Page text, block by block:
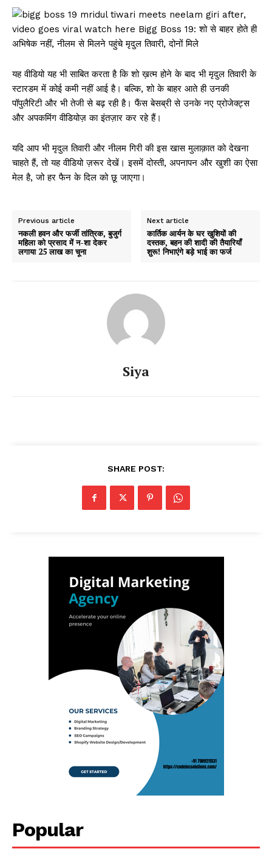
यह वीडियो यह भी साबित करता है कि शो ख़त्म होने के बाद भी मृदुल तिवारी के
स्टारडम में कोई कमी नहीं आई है। बल्कि, शो के बाहर आते ही उनकी
पॉपुलैरिटी और भी तेजी से बढ़ रही है। फैंस बेसब्री से उनके नए प्रोजेक्ट्स
और अपकमिंग वीडियोज़ का इंतज़ार कर रहे हैं।
यदि आप भी मृदुल तिवारी और नीलम गिरी की इस खास मुलाक़ात को देखना
चाहते हैं, तो यह वीडियो ज़रूर देखें। इसमें दोस्ती, अपनापन और खुशी का ऐसा
मेल है, जो हर फैन के दिल को छू जाएगा।
Previous article
नकली हवन और फर्जी तांत्रिक, बुजुर्ग
महिला को प्रसाद में न-शा देकर
लगाया 25 लाख का चूना
Next article
कार्तिक आर्यन के घर खुशियों की
दस्तक, बहन की शादी की तैयारियाँ
शुरू! निभाएंगे बड़े भाई का फर्ज
Siya
SHARE POST:
Popular